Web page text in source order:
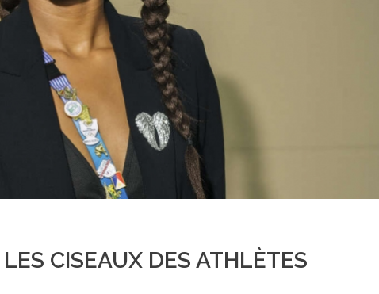
CISEAUX DES ATHLÈTES